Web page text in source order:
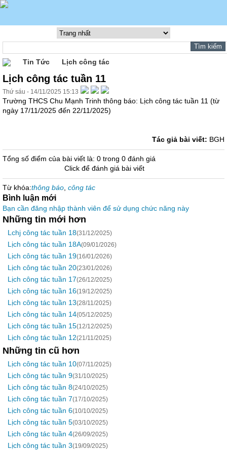
Tin Tức Lịch công tác
Lịch công tác tuần 11
Thứ sáu - 14/11/2025 15:13
Trường THCS Chu Mạnh Trinh thông báo: Lịch công tác tuần 11 (từ
ngày 17/11/2025 đến 22/11/2025)
Tác giả bài viết: BGH
Tổng số điểm của bài viết là: 0 trong 0 đánh giá
Click để đánh giá bài viết
Từ khóa:thông báo công tác
Bình luận mới
Bạn cần đăng nhập thành viên để sử dụng chức năng này
Những tin mới hơn
Lchj công tác tuần 18(31/12/2025)
Lịch công tác tuần 18A(09/01/2026)
Lịch công tác tuần 19(16/01/2026)
Lịch công tác tuần 20(23/01/2026)
Lịch công tác tuần 17(26/12/2025)
Lịch công tác tuần 16(19/12/2025)
Lịch công tác tuần 13(28/11/2025)
Lịch công tác tuần 14(05/12/2025)
Lịch công tác tuần 15(12/12/2025)
Lịch công tác tuần 12(21/11/2025)
Những tin cũ hơn
Lịch công tác tuần 10(07/11/2025)
Lịch công tác tuần 9(31/10/2025)
Lịch công tác tuần 8(24/10/2025)
Lịch công tác tuần 7(17/10/2025)
Lịch công tác tuần 6(10/10/2025)
Lịch công tác tuần 5(03/10/2025)
Lịch công tác tuần 4(26/09/2025)
Lịch công tác tuần 3(19/09/2025)